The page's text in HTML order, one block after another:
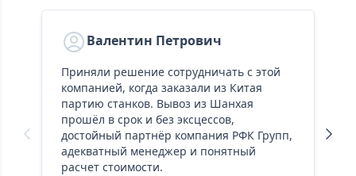
Валентин Петрович
Приняли решение сотрудничать с этой
компанией, когда заказали из Китая
партию станков. Вывоз из Шанхая
прошёл в срок и без эксцессов,
достойный партнёр компания РФК Групп,
адекватный менеджер и понятный
расчет стоимости.